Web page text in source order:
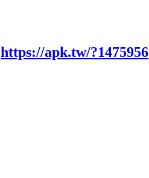
https://apk.tw/?1475956